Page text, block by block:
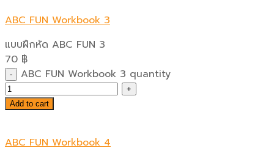
ABC FUN Workbook 3
แบบฝึกหัด ABC FUN 3
70 ฿
ABC FUN Workbook 3 quantity
Add to cart
ABC FUN Workbook 4